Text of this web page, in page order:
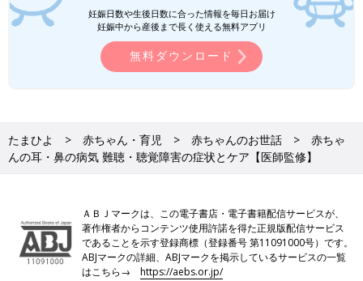
妊娠日数や生後日数に合った情報を毎日お届け
妊娠中から産後まで長く使える無料アプリ
無料ダウンロード
たまひよ 赤ちゃん・育児 赤ちゃんのお世話
赤ちゃ
んの耳・鼻の病気 難聴・聴覚障害の症状とケア【医師監修】
ＡＢＪマークは、この電子書店・電子書籍配信サービスが、
著作権者からコンテンツ使用許諾を得た正規版配信サービス
であることを示す登録商標（登録番号 第11091000号）です。
ABJマークの詳細、ABJマークを掲示しているサービスの一覧
はこちら→https://aebs.or.jp/